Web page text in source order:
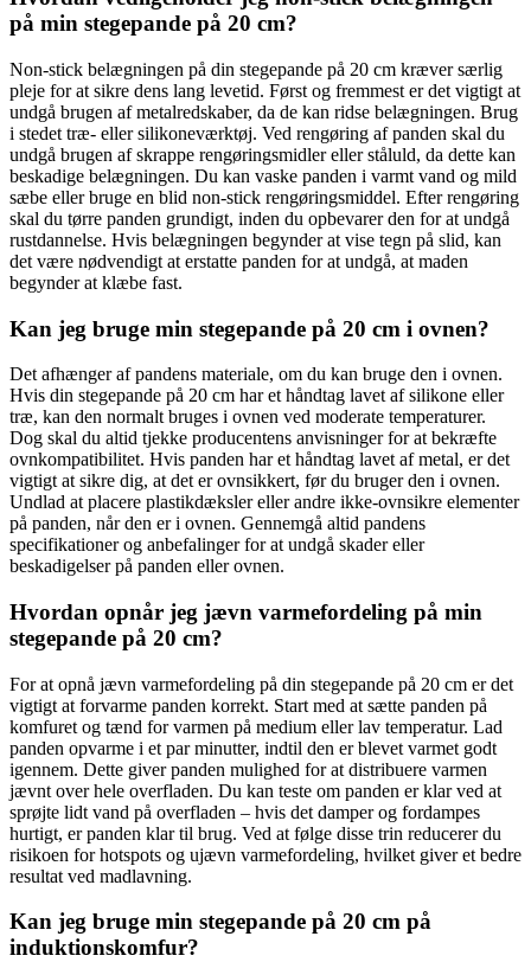
på min stegepande på 20 cm?
Non-stick belægningen på din stegepande på 20 cm kræver særlig
pleje for at sikre dens lang levetid. Først og fremmest er det vigtigt at
undgå brugen af metalredskaber, da de kan ridse belægningen. Brug
i stedet træ- eller silikoneværktøj. Ved rengøring af panden skal du
undgå brugen af skrappe rengøringsmidler eller ståluld, da dette kan
beskadige belægningen. Du kan vaske panden i varmt vand og mild
sæbe eller bruge en blid non-stick rengøringsmiddel. Efter rengøring
skal du tørre panden grundigt, inden du opbevarer den for at undgå
rustdannelse. Hvis belægningen begynder at vise tegn på slid, kan
det være nødvendigt at erstatte panden for at undgå, at maden
begynder at klæbe fast.
Kan jeg bruge min stegepande på 20 cm i ovnen?
Det afhænger af pandens materiale, om du kan bruge den i ovnen.
Hvis din stegepande på 20 cm har et håndtag lavet af silikone eller
træ, kan den normalt bruges i ovnen ved moderate temperaturer.
Dog skal du altid tjekke producentens anvisninger for at bekræfte
ovnkompatibilitet. Hvis panden har et håndtag lavet af metal, er det
vigtigt at sikre dig, at det er ovnsikkert, før du bruger den i ovnen.
Undlad at placere plastikdæksler eller andre ikke-ovnsikre elementer
på panden, når den er i ovnen. Gennemgå altid pandens
specifikationer og anbefalinger for at undgå skader eller
beskadigelser på panden eller ovnen.
Hvordan opnår jeg jævn varmefordeling på min
stegepande på 20 cm?
For at opnå jævn varmefordeling på din stegepande på 20 cm er det
vigtigt at forvarme panden korrekt. Start med at sætte panden på
komfuret og tænd for varmen på medium eller lav temperatur. Lad
panden opvarme i et par minutter, indtil den er blevet varmet godt
igennem. Dette giver panden mulighed for at distribuere varmen
jævnt over hele overfladen. Du kan teste om panden er klar ved at
sprøjte lidt vand på overfladen – hvis det damper og fordampes
hurtigt, er panden klar til brug. Ved at følge disse trin reducerer du
risikoen for hotspots og ujævn varmefordeling, hvilket giver et bedre
resultat ved madlavning.
Kan jeg bruge min stegepande på 20 cm på
induktionskomfur?